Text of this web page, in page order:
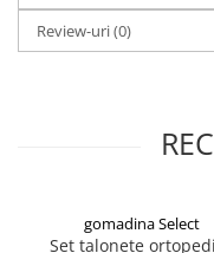
Caracteristici si
acest silicon are
a corecta tinuta lor si
Review-uri(0)
gomadina Select
Set talonete